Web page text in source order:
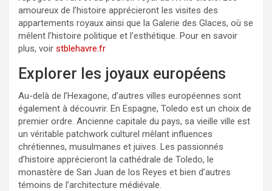
amoureux de l’histoire apprécieront les visites des
appartements royaux ainsi que la Galerie des Glaces, où se
mêlent l’histoire politique et l’esthétique. Pour en savoir
plus, voir stblehavre.fr
Explorer les joyaux européens
Au-delà de l’Hexagone, d’autres villes européennes sont
également à découvrir. En Espagne, Toledo est un choix de
premier ordre. Ancienne capitale du pays, sa vieille ville est
un véritable patchwork culturel mêlant influences
chrétiennes, musulmanes et juives. Les passionnés
d’histoire apprécieront la cathédrale de Toledo, le
monastère de San Juan de los Reyes et bien d’autres
témoins de l’architecture médiévale.